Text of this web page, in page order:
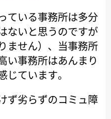
ている事務所は多分
ないと思うのですが
ません）、当事務所
い事務所はあんまり
ています。
ず劣らずのコミュ障